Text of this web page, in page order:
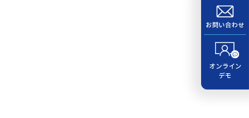
お問い合わせ
オンライン
デモ